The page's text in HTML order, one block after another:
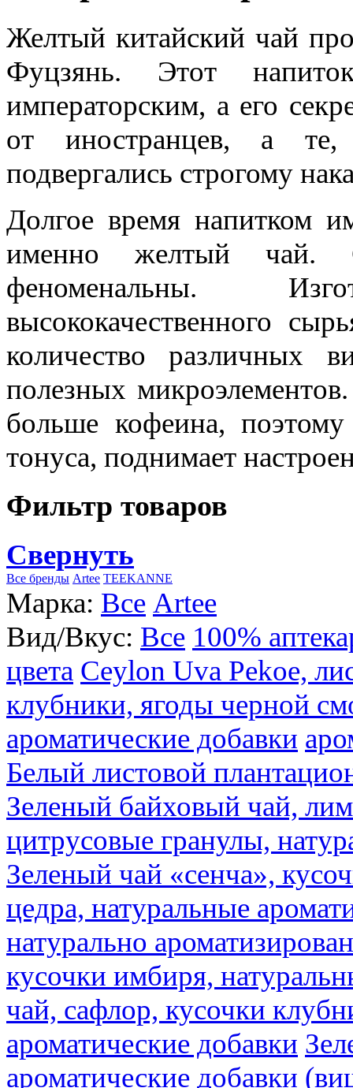
Желтый китайский чай
Фуцзянь. Этот
императорским, а его
от иностранцев, а
подвергались строгому
Долгое время напитком
именно желтый чай.
феноменальны.
высококачественного
количество различных
полезных
больше кофеина,
тонуса, поднимает
Фильтр товаров
Свернуть
Все бренды Artee TEEKANNE
Марка: Все Artee
Вид/Вкус: Все 100%
цвета Ceylon Uva Pekoe,
клубники, ягоды черной
ароматические добавки
Белый листовой
Зеленый байховый чай,
цитрусовые гранулы,
Зеленый чай «сенча»,
цедра, натуральные
натурально
кусочки имбиря,
чай, сафлор, кусочки
ароматические добавки
ароматические добавки